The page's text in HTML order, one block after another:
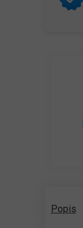
Popis